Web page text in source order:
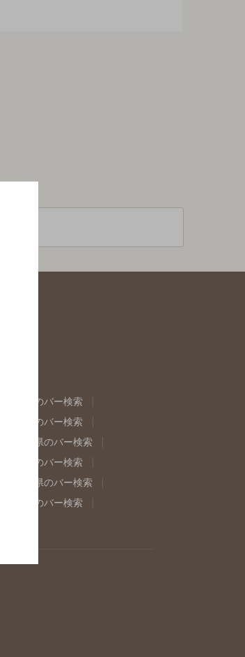
福島県のバー検索
東京都のバー検索
岐阜県のバー検索
奈良県のバー検索
島根県のバー検索
佐賀県のバー検索